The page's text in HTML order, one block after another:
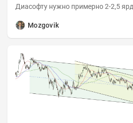
Диасофту нужно примерно 2-2,5
Mozgovik